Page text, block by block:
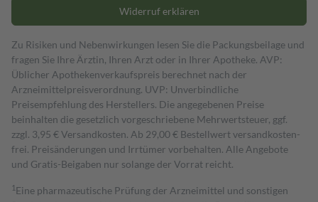
Widerruf erklären
Zu Risiken und Nebenwirkungen lesen Sie die Packungsbeilage und
fragen Sie Ihre Ärztin, Ihren Arzt oder in Ihrer Apotheke. AVP:
Üblicher Apothekenverkaufspreis berechnet nach der
Arzneimittelpreisverordnung. UVP: Unverbindliche
Preisempfehlung des Herstellers. Die angegebenen Preise
beinhalten die gesetzlich vorgeschriebene Mehrwertsteuer, ggf.
zzgl. 3,95 € Versandkosten. Ab 29,00 € Bestell­wert versand­kosten­
frei. Preisänderungen und Irrtümer vorbehalten. Alle Angebote
und Gratis-Beigaben nur solange der Vorrat reicht.
1 Eine pharmazeutische Prüfung der Arzneimittel und sonstigen